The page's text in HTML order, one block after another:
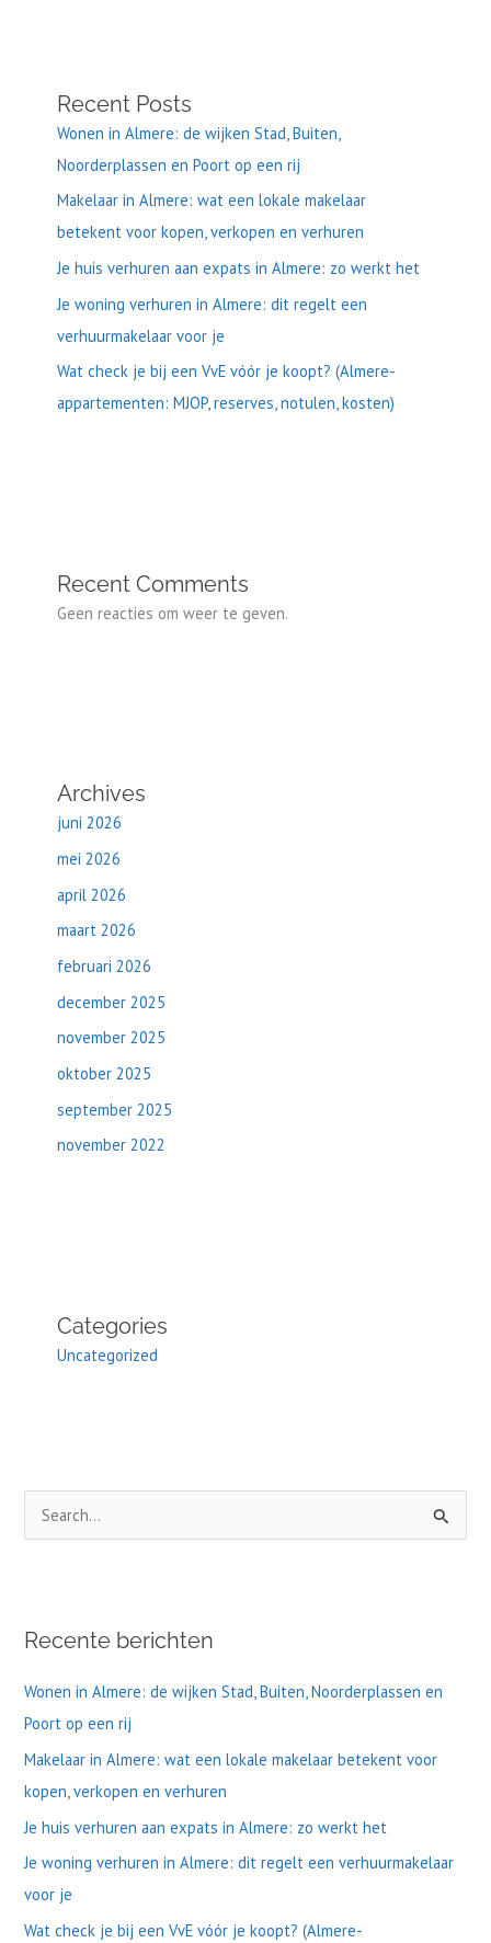
Recent Posts
Wonen in Almere: de wijken Stad, Buiten,
Noorderplassen en Poort op een rij
Makelaar in Almere: wat een lokale makelaar
betekent voor kopen, verkopen en verhuren
Je huis verhuren aan expats in Almere: zo werkt het
Je woning verhuren in Almere: dit regelt een
verhuurmakelaar voor je
Wat check je bij een VvE vóór je koopt? (Almere-
appartementen: MJOP, reserves, notulen, kosten)
Recent Comments
Geen reacties om weer te geven.
Archives
juni 2026
mei 2026
april 2026
maart 2026
februari 2026
december 2025
november 2025
oktober 2025
september 2025
november 2022
Categories
Uncategorized
n
Recente berichten
Wonen in Almere: de wijken Stad, Buiten, Noorderplassen en
Poort op een rij
Makelaar in Almere: wat een lokale makelaar betekent voor
kopen, verkopen en verhuren
Je huis verhuren aan expats in Almere: zo werkt het
Je woning verhuren in Almere: dit regelt een verhuurmakelaar
voor je
Wat check je bij een VvE vóór je koopt? (Almere-